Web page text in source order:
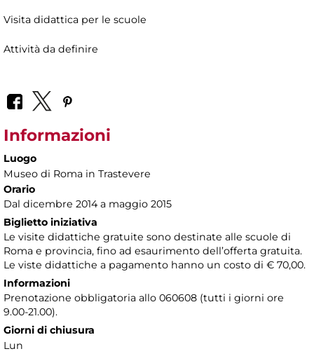
Visita didattica per le scuole
Attività da definire
Informazioni
Luogo
Museo di Roma in Trastevere
Orario
Dal dicembre 2014 a maggio 2015
Biglietto iniziativa
Le visite didattiche gratuite sono destinate alle scuole di
Roma e provincia, fino ad esaurimento dell’offerta gratuita.
Le viste didattiche a pagamento hanno un costo di € 70,00.
Informazioni
Prenotazione obbligatoria allo 060608 (tutti i giorni ore
9.00-21.00).
Giorni di chiusura
Lun